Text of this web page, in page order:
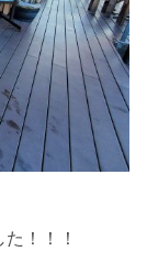
！！！